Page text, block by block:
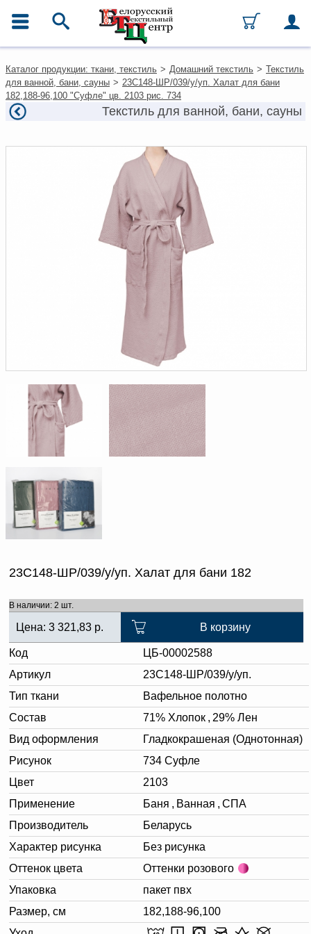
Каталог
Ткани
Домашний текстиль
Одежда
Текстиль для ресторанов и
Текстильная галантерея и
Условия работы
Оплата и доставка
Как оформить заказ
персональными данными
Письмо руководителю
Вопросы и ответы
Новости | Статьи
Каталог продукции: ткани, текстиль > Домашний текстиль > Текстиль
для ванной, бани, сауны > 23С148-ШР/039/у/уп. Халат для бани
182,188-96,100 "Суфле" цв. 2103 рис. 734
Текстиль для ванной, бани, сауны
23С148-ШР/039/у/уп. Халат для бани 182
В наличии: 2 шт.
Цена: 3 321,83 р. В корзину
Код
ЦБ-00002588
Артикул
23С148-ШР/039/у/уп.
Тип ткани
Вафельное полотно
Состав
71% Хлопок , 29% Лен
Вид оформления
Гладкокрашеная (Однотонная)
Рисунок
734 Суфле
Цвет
2103
Применение
Баня , Ванная , СПА
Производитель
Беларусь
Характер рисунка
Без рисунка
Оттенок цвета
Оттенки розового
Упаковка
пакет пвх
Размер, см
182,188-96,100